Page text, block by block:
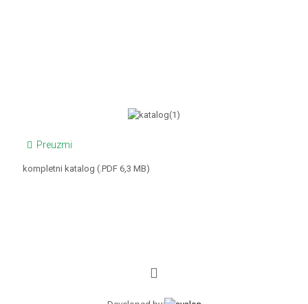
Preuzmi
kompletni katalog (.PDF 6,3 MB)